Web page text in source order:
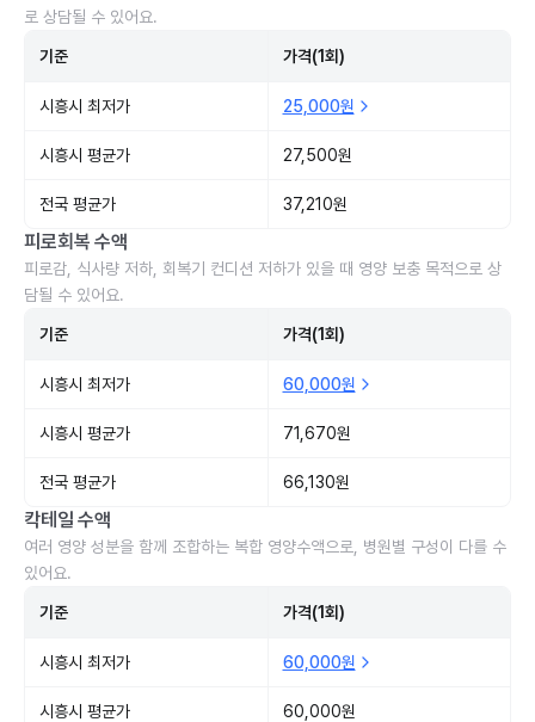
로 상담될 수 있어요.
기준 가격(1회)
시흥시 최저가 25,000원
시흥시 평균가 27,500원
전국 평균가 37,210원
피로회복 수액
피로감, 식사량 저하, 회복기 컨디션 저하가 있을 때 영양 보충 목적으로 상
담될 수 있어요.
기준 가격(1회)
시흥시 최저가 60,000원
시흥시 평균가 71,670원
전국 평균가 66,130원
칵테일 수액
여러 영양 성분을 함께 조합하는 복합 영양수액으로, 병원별 구성이 다를 수
있어요.
기준 가격(1회)
시흥시 최저가 60,000원
시흥시 평균가 60,000원